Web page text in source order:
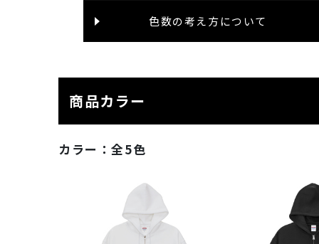
色数の考え方について
商品カラー
カラー：全5色